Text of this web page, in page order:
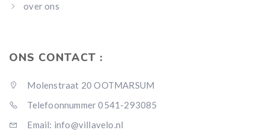
over ons
ONS CONTACT :
Molenstraat 20 OOTMARSUM
Telefoonnummer 0541-293085
Email: info@villavelo.nl